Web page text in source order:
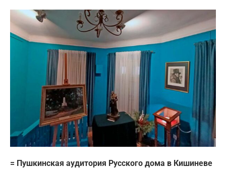
= Пушкинская аудитория Русского дома в Кишиневе